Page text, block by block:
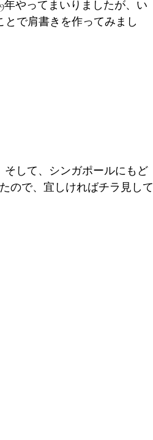
やってまいりましたが、い
で肩書きを作ってみまし
そして、シンガポールにもど
ので、宜しければチラ見して